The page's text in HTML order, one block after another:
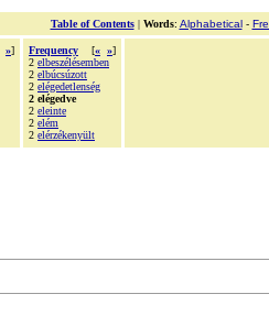
Table of Contents| Words: Alphabetical-
»]
Frequency [« »]
2 elbeszélésemben
2 elbúcsúzott
2 elégedetlenség
2 elégedve
2 eleinte
2 elém
2 elérzékenyült